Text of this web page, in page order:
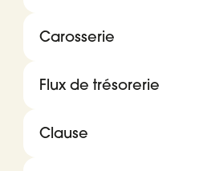
Carosserie
Flux de trésorerie
Clause